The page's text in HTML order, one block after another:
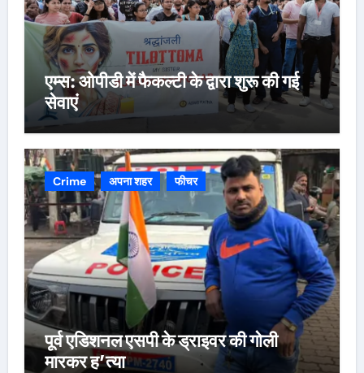
एम्स: ओपीडी में फैकल्टी के द्वारा शुरू की गई
सेवाएं
Crime अपना शहर फीचर
पूर्व एडिशनल एसपी के ड्राइवर की गोली
मारकर ह’त्या